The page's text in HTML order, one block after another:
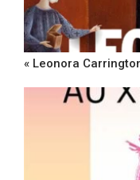
« Leonora